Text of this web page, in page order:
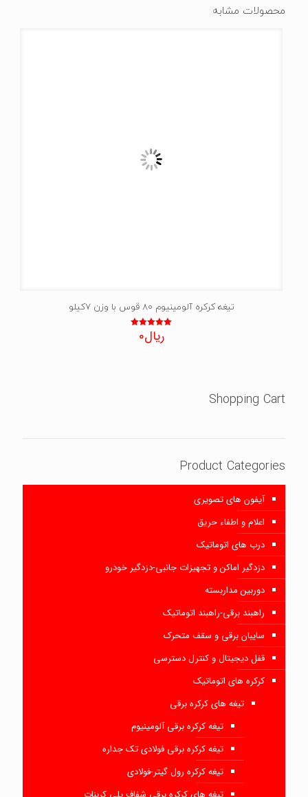
محصولات مشابه
تیغه کرکره آلومینیوم 80 قوس با وزن 7کیلو
نمره
5.00
ریال0
Shopping Cart
Product Categories
آیفون های تصویری
اعلام و اطفاء حریق
درب های اتوماتیک
دزدگیر اماکن و تجهیزات جانبی-دزدگیر خودرو
دوربین مداربسته
راهبند برقی-راهبند اتوماتیک
سایبان برقی و سقف متحرک
قفل دیجیتال و کنترل دسترسی
کرکره های اتوماتیک
تیغه های کرکره برقی
تیغه کرکره برقی آلومینیوم
تیغه کرکره برقی فولادی تک جداره
تیغه کرکره رول گیتر-فولادی